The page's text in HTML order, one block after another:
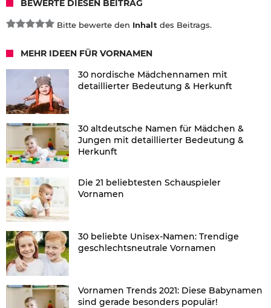
BEWERTE DIESEN BEITRAG
Bitte bewerte den Inhalt des Beitrags.
MEHR IDEEN FÜR VORNAMEN
30 nordische Mädchennamen mit
detaillierter Bedeutung & Herkunft
30 altdeutsche Namen für Mädchen &
Jungen mit detaillierter Bedeutung &
Herkunft
Die 21 beliebtesten Schauspieler
Vornamen
30 beliebte Unisex-Namen: Trendige
geschlechtsneutrale Vornamen
Vornamen Trends 2021: Diese Babynamen
sind gerade besonders populär!